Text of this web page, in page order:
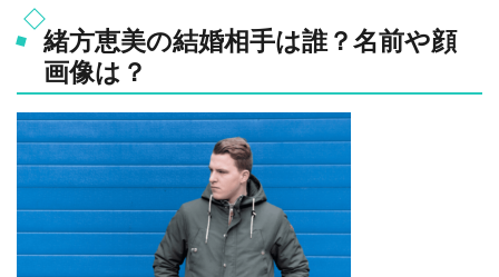
緒方恵美の結婚相手は誰？名前や顔
画像は？